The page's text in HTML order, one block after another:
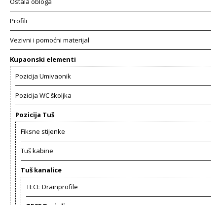
Profili
Vezivni i pomoćni materijal
Kupaonski elementi
Pozicija Umivaonik
Pozicija WC školjka
Pozicija Tuš
Fiksne stijenke
Tuš kabine
Tuš kanalice
TECE Drainprofile